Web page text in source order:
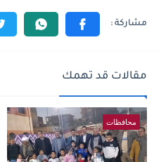
مقالات قد تهمك
محافظات